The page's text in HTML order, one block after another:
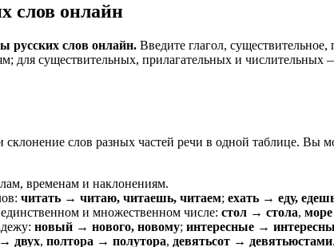
слов онлайн
русских слов онлайн. Введите глагол,
для существительных, прилагательных и
склонение слов разных частей речи в одной таблице.
временам и наклонениям.
читать → читаю, читаешь, читаем; ехать → еду,
и множественном числе: стол → стола,
новый → нового, новому; интересные →
двух, полтора → полутора, девятьсот → девятьюстами.